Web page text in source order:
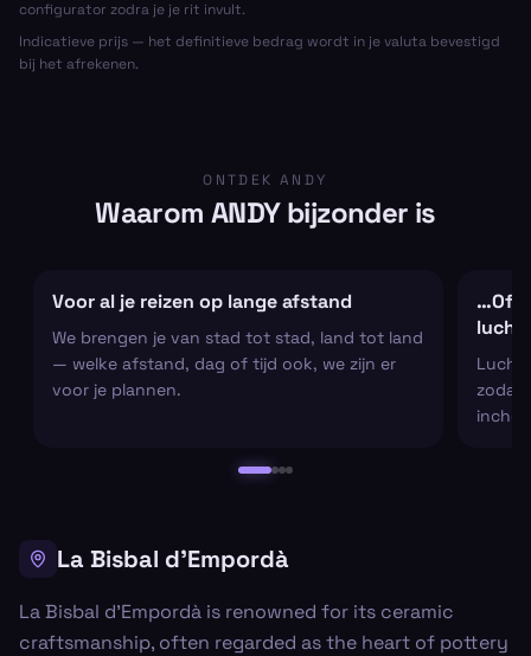
configurator zodra je je rit invult.
Indicatieve prijs — het definitieve bedrag wordt in je valuta bevestigd
bij het afrekenen.
ONTDEK ANDY
Waarom ANDY bijzonder is
Voor al je reizen op lange afstand
We brengen je van stad tot stad, land tot land
— welke afstand, dag of tijd ook, we zijn er
voor je plannen.
…Of
zodat
La Bisbal d'Empordà
La Bisbal d'Empordà is renowned for its ceramic
craftsmanship, often regarded as the heart of pottery